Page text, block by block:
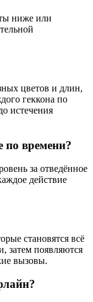
ниже или
цветов и длин,
геккона по
истечения
по времени?
за отведённое
действие
становятся всё
затем появляются
вызовы.